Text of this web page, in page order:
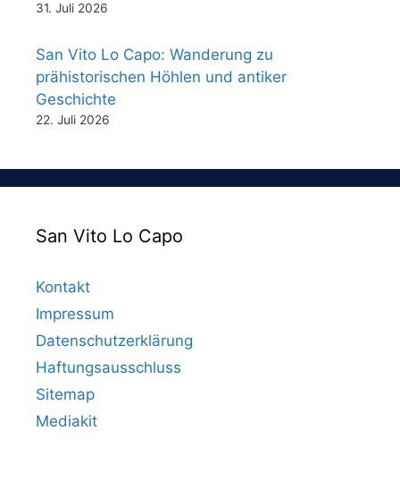
31. Juli 2026
San Vito Lo Capo: Wanderung zu
prähistorischen Höhlen und antiker
Geschichte
22. Juli 2026
San Vito Lo Capo
Kontakt
Impressum
Datenschutzerklärung
Haftungsausschluss
Sitemap
Mediakit